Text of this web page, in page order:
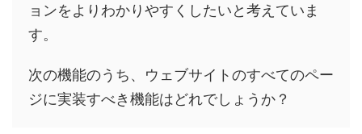
ョンをよりわかりやすくしたいと考えていま
す。
次の機能のうち、ウェブサイトのすべてのペー
ジに実装すべき機能はどれでしょうか？